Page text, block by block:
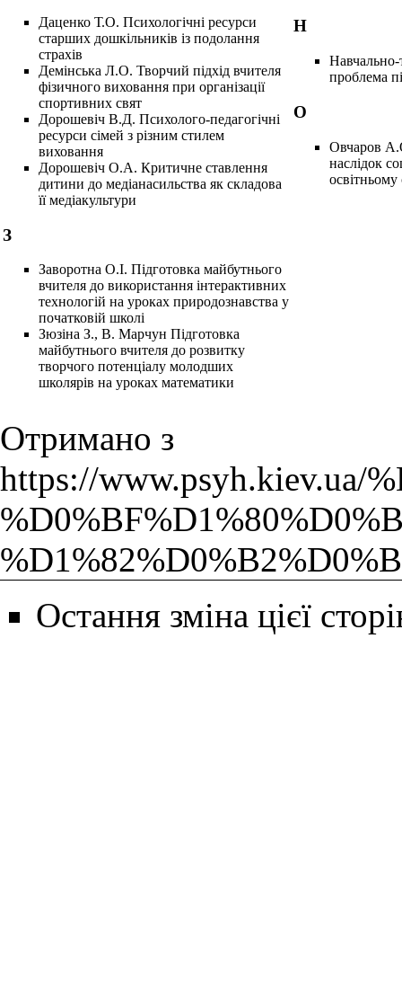
Даценко Т.О. Психологічні ресурси
старших дошкільників із подолання
страхів
Демінська Л.О. Творчий підхід вчителя
фізичного виховання при організації
спортивних свят
Дорошевіч В.Д. Психолого-педагогічні
ресурси сімей з різним стилем
виховання
Дорошевіч О.А. Критичне ставлення
дитини до медіанасильства як складова
її медіакультури
З
Заворотна О.І. Підготовка майбутнього
вчителя до використання інтерактивних
технологій на уроках природознавства у
початковій школі
Зюзіна З., В. Марчун Підготовка
майбутнього вчителя до розвитку
творчого потенціалу молодших
школярів на уроках математики
Н
Навчально-
проблема
О
Овчаров
наслідок
Отримано з
https://www.psyh.kiev.ua/
Остання зміна цієї